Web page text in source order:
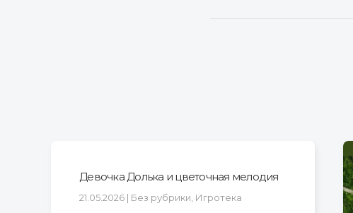
Девочка Долька и цветочная мелодия
21.05.2026 | Без рубрики, Игротека